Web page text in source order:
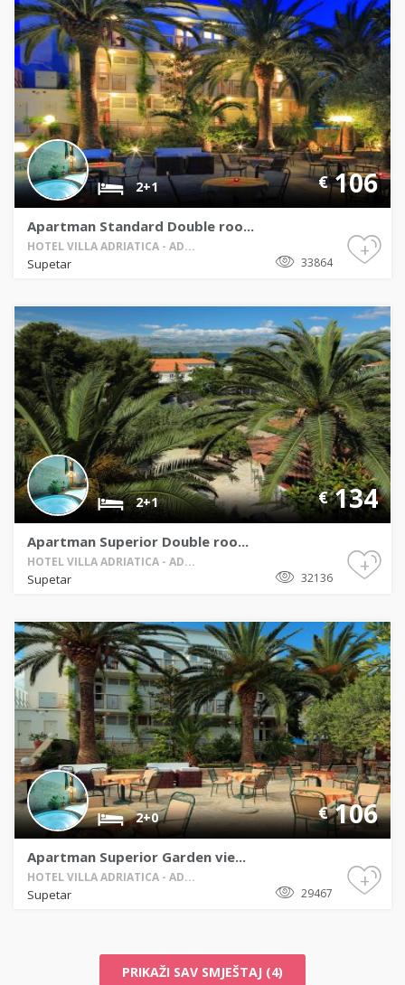
2+1 €106
Apartman Standard Double roo...
HOTEL VILLA ADRIATICA - AD...
33864
Supetar
+
2+1 €134
Apartman Superior Double roo...
HOTEL VILLA ADRIATICA - AD...
32136
Supetar
+
2+0 €106
Apartman Superior Garden vie...
HOTEL VILLA ADRIATICA - AD...
29467
Supetar
+
PRIKAŽI SAV SMJEŠTAJ (4)